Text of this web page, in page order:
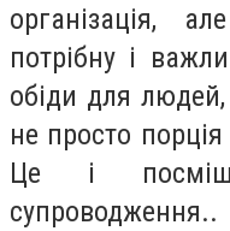
організація,
потрібну і
обіди для людей,
не просто
Це і